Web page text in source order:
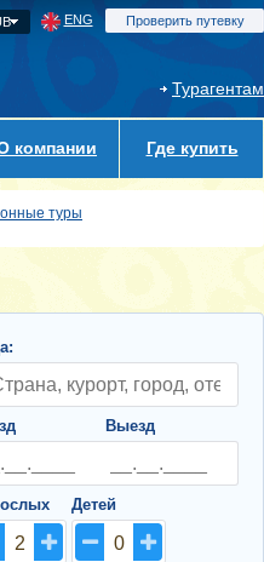
ENG Проверить путевку
Турагентам
компании Где купить
туры
Выезд
2
Детей
0